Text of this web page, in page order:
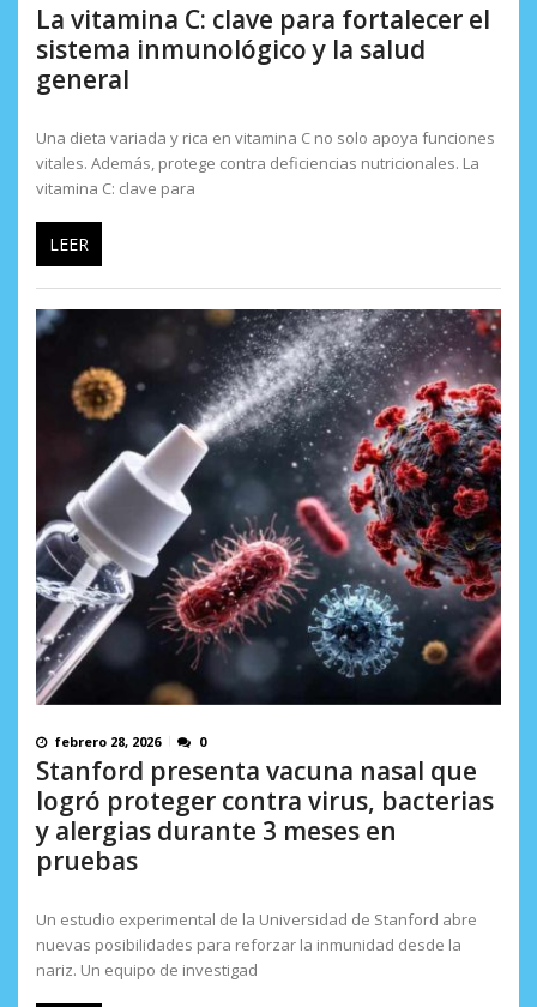
La vitamina C: clave para fortalecer el
sistema inmunológico y la salud
general
Una dieta variada y rica en vitamina C no solo apoya funciones
vitales. Además, protege contra deficiencias nutricionales. La
vitamina C: clave para
LEER
febrero 28, 2026 0
Stanford presenta vacuna nasal que
logró proteger contra virus, bacterias
y alergias durante 3 meses en
pruebas
Un estudio experimental de la Universidad de Stanford abre
nuevas posibilidades para reforzar la inmunidad desde la
nariz. Un equipo de investigad